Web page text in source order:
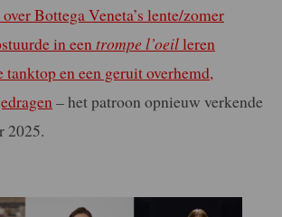
Bottega Veneta’s lente/zomer
in eentrompe l’oeilleren
tanktop en een geruit overhemd,
– het patroon opnieuw verkende
2025.